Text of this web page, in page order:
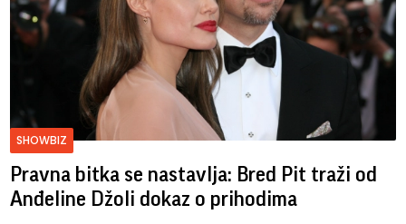
SHOWBIZ
Pravna bitka se nastavlja: Bred ​​Pit traži od
Anđeline Džoli dokaz o prihodima